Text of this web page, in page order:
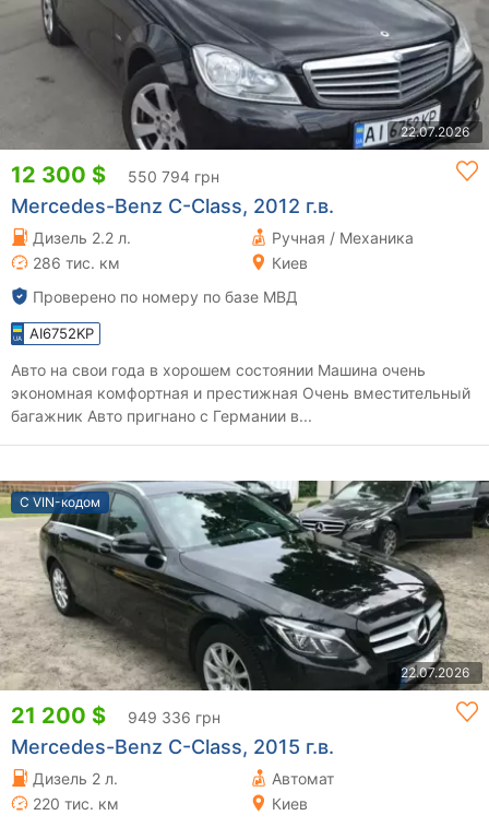
22.07.2026
12 300 $ 550 794 грн
Mercedes-Benz C-Class, 2012 г.в.
Дизель 2.2 л.
Ручная / Механика
286 тис. км
Киев
Проверено по номеру по базе МВД
AI6752KP
Авто на свои года в хорошем состоянии Машина очень
экономная комфортная и престижная Очень вместительный
багажник Авто пригнано с Германии в...
С VIN-кодом
22.07.2026
21 200 $ 949 336 грн
Mercedes-Benz C-Class, 2015 г.в.
Дизель 2 л.
Автомат
220 тис. км
Киев